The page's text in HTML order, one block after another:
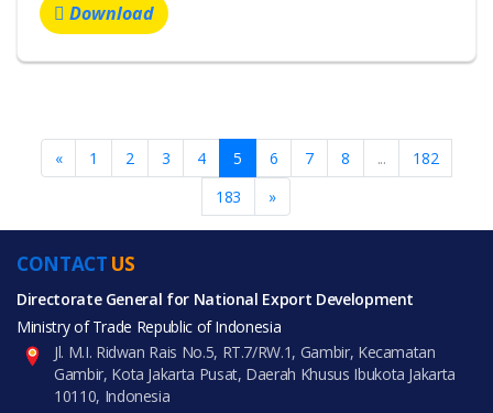
Download
« 1 2 3 4 5 6 7 8 ...
182
183
»
CONTACT US
Directorate General for National Export Development
Ministry of Trade Republic of Indonesia
Jl. M.I. Ridwan Rais No.5, RT.7/RW.1, Gambir, Kecamatan
Gambir, Kota Jakarta Pusat, Daerah Khusus Ibukota Jakarta
10110, Indonesia